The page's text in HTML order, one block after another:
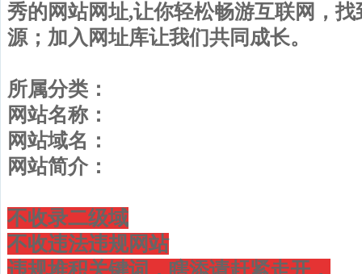
秀的网站网址,让你轻松畅游互联网，
源；加入网址库让我们共同成长。
所属分类：
网站名称：
网站域名：
网站简介：
不收录二级域
不收违法违规网站
违规堆积关键词，瞎添请赶紧走开，